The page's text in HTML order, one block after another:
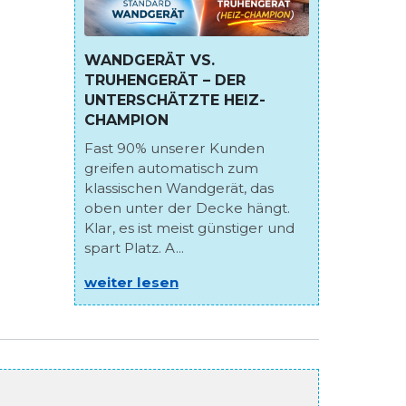
WANDGERÄT VS.
TRUHENGERÄT – DER
UNTERSCHÄTZTE HEIZ-
CHAMPION
Fast 90% unserer Kunden
greifen automatisch zum
klassischen Wandgerät, das
oben unter der Decke hängt.
Klar, es ist meist günstiger und
spart Platz. A...
weiter lesen